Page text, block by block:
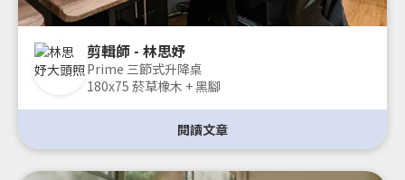
剪輯師 - 林思妤
Prime 三節式升降桌
180x75 菸草橡木 + 黑腳
閱讀文章